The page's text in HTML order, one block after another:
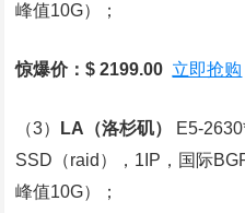
峰值10G）；
惊爆价：$ 2199.00 立即抢购
（3） LA （洛杉矶）
E5-
SSD（raid），1IP，国际
峰值10G）；